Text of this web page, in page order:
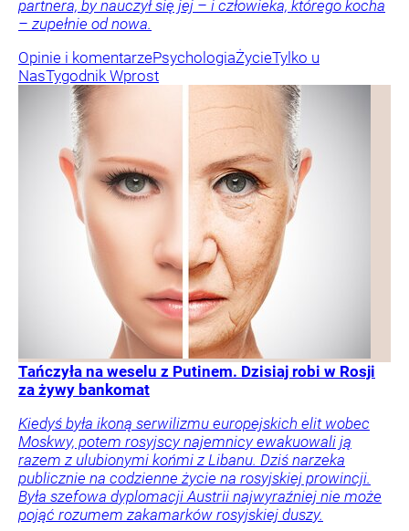
partnera, by nauczył się jej – i człowieka, którego kocha
– zupełnie od nowa.
Opinie i komentarzePsychologiaŻycieTylko u
NasTygodnik Wprost
Tańczyła na weselu z Putinem. Dzisiaj robi w Rosji
za żywy bankomat
Kiedyś była ikoną serwilizmu europejskich elit wobec
Moskwy, potem rosyjscy najemnicy ewakuowali ją
razem z ulubionymi końmi z Libanu. Dziś narzeka
publicznie na codzienne życie na rosyjskiej prowincji.
Była szefowa dyplomacji Austrii najwyraźniej nie może
pojąć rozumem zakamarków rosyjskiej duszy.